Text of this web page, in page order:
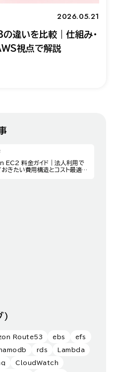
2026.05.21
違いを比較｜仕組み・
視点で解説
EC2 料金ガイド｜法人利用で
きたい費用構造とコスト最適化
Route53 ebs efs
rds Lambda
CloudWatch